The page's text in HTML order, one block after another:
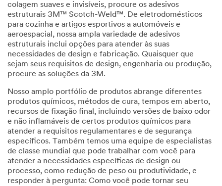
colagem suaves e invisíveis, procure os adesivos
estruturais 3M™ Scotch-Weld™. De eletrodomésticos
para cozinha e artigos esportivos a automóveis e
aeroespacial, nossa ampla variedade de adesivos
estruturais inclui opções para atender às suas
necessidades de design e fabricação. Quaisquer que
sejam seus requisitos de design, engenharia ou produção,
procure as soluções da 3M.
Nosso amplo portfólio de produtos abrange diferentes
produtos químicos, métodos de cura, tempos em aberto,
recursos de fixação final, incluindo versões de baixo odor
e não inflamáveis de certos produtos químicos para
atender a requisitos regulamentares e de segurança
específicos. Também temos uma equipe de especialistas
de classe mundial que pode trabalhar com você para
atender a necessidades específicas de design ou
processo, como redução de peso ou produtividade, e
responder à pergunta: Como você pode tornar seu